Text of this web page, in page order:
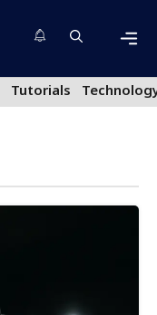
Tutorials